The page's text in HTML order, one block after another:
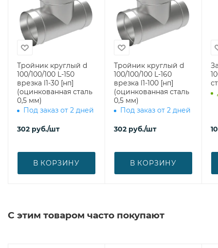
Тройник круглый d
100/100/100 L-150
врезка l1-30 [нп]
(оцинкованная сталь
0,5 мм)
Под заказ от 2 дней
302 руб./шт
В КОРЗИНУ
Тройник круглый d
100/100/100 L-160
врезка l1-100 [нп]
(оцинкованная сталь
0,5 мм)
Под заказ от 2 дней
302 руб./шт
В КОРЗИНУ
100
С этим товаром часто покупают